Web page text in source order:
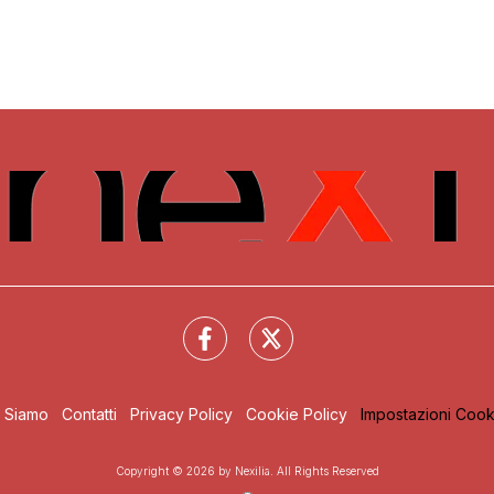
Siamo Contatti Privacy Policy Cookie Policy Impostazioni
Copyright © 2026 by Nexilia. All Rights Reserved